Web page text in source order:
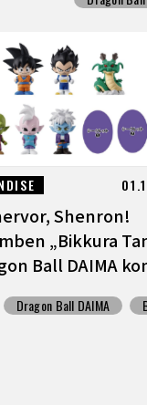
Shenron!
„Bikkura
Ball DAIMA
Dragon Ball DAIMA